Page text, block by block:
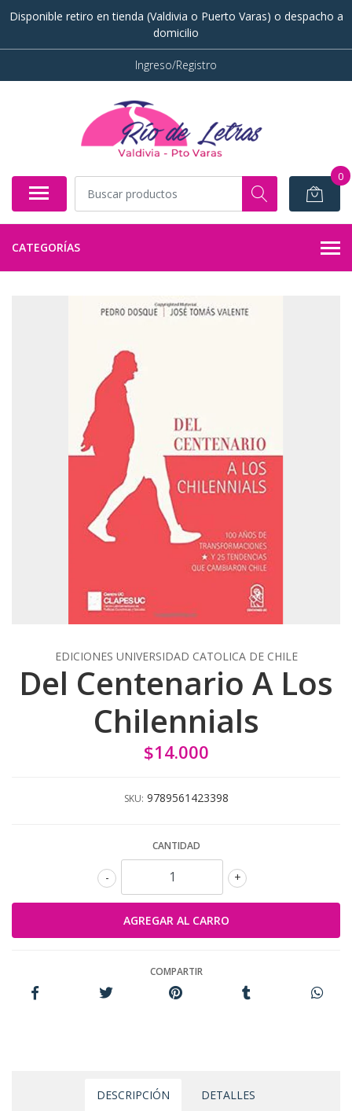
Disponible retiro en tienda (Valdivia o Puerto Varas) o despacho a
domicilio
Ingreso/Registro
0
CATEGORÍAS
EDICIONES UNIVERSIDAD CATOLICA DE CHILE
Del Centenario A Los
Chilennials
$14.000
SKU: 9789561423398
CANTIDAD
+
-
COMPARTIR
DESCRIPCIÓN DETALLES